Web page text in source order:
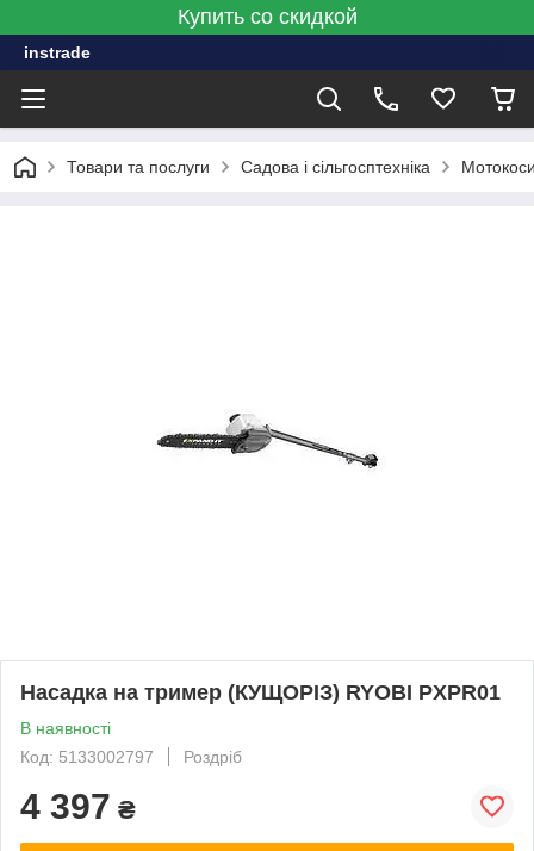
Купить со скидкой
instrade
Товари та послуги Садова і сільгосптехніка
Насадка на тример (КУЩОРІЗ) RYOBI PXPR01
В наявності
Код: 5133002797
Роздріб
4 397 ₴